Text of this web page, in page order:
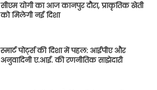
सीएम योगी का आज कानपुर दौरा, प्राकृतिक खेती
को मिलेगी नई दिशा
स्मार्ट पोर्ट्स की दिशा में पहल: आईपीए और
अनुवादिनी ए.आई. की रणनीतिक साझेदारी